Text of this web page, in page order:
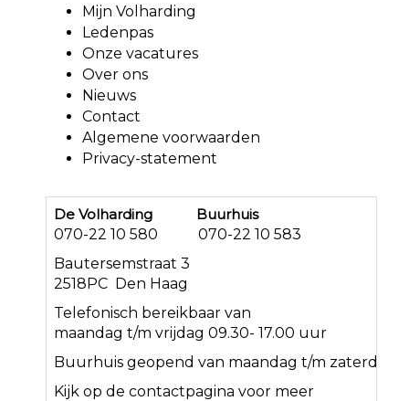
Mijn Volharding
Ledenpas
Onze vacatures
Over ons
Nieuws
Contact
Algemene voorwaarden
Privacy-statement
De Volharding Buurhuis
070-22 10 580 070-22 10 583
Bautersemstraat 3
2518PC Den Haag
Telefonisch bereikbaar van
maandag t/m vrijdag 09.30- 17.00 uur
Buurhuis geopend van maandag t/m zaterdag<
Kijk op de contactpagina voor meer